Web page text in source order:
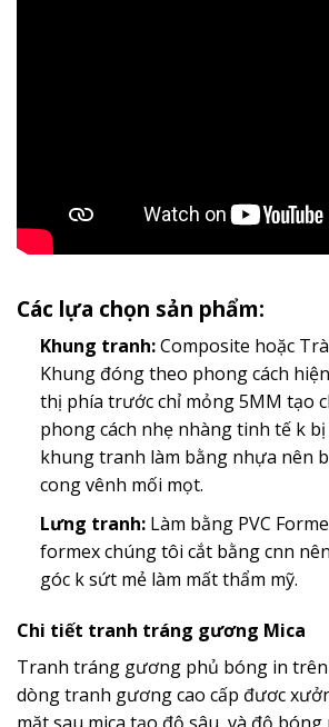
Các lựa chọn sản phẩm:
Khung tranh:Composite hoặc
Khung đóng theo phong cách
thị phía trước chỉ mỏng 5MM tạo
phong cách nhẹ nhàng tinh tế k bị
khung tranh làm bằng nhựa nên
cong vênh mối mọt.
Lưng tranh:Làm bằng PVC
formex chúng tôi cắt bằng cnn
góc k sứt mẻ làm mất thẩm mỹ.
Chi tiết tranh tráng gương Mica
Tranh tráng gương phủ bóng in trên
dòng tranh gương cao cấp đươc
mặt sau mica tạo độ sâu và độ